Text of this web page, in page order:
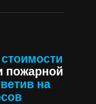
пожарной
на